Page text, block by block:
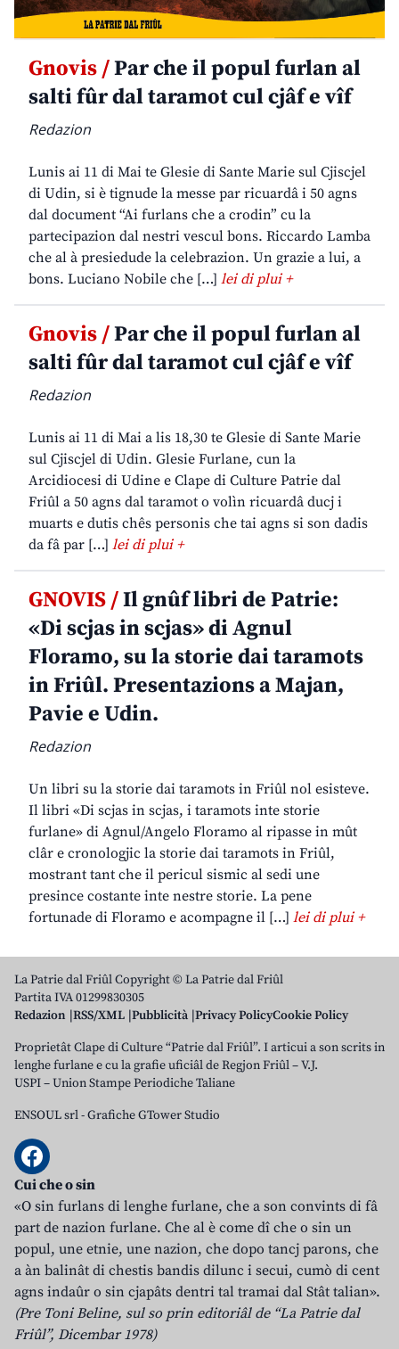
Gnovis /Par che il popul furlan al
salti fûr dal taramot cul cjâf e vîf
Redazion
Lunis ai 11 di Mai te Glesie di Sante Marie sul Cjiscjel
di Udin, si è tignude la messe par ricuardâ i 50 agns
dal document “Ai furlans che a crodin” cu la
partecipazion dal nestri vescul bons. Riccardo Lamba
che al à presiedude la celebrazion. Un grazie a lui, a
bons. Luciano Nobile che […] lei di plui +
Gnovis /Par che il popul furlan al
salti fûr dal taramot cul cjâf e vîf
Redazion
Lunis ai 11 di Mai a lis 18,30 te Glesie di Sante Marie
sul Cjiscjel di Udin. Glesie Furlane, cun la
Arcidiocesi di Udine e Clape di Culture Patrie dal
Friûl a 50 agns dal taramot o volìn ricuardâ ducj i
muarts e dutis chês personis che tai agns si son dadis
da fâ par […] lei di plui +
GNOVIS /Il gnûf libri de Patrie:
«Di scjas in scjas» di Agnul
Floramo, su la storie dai taramots
in Friûl. Presentazions a Majan,
Pavie e Udin.
Redazion
Un libri su la storie dai taramots in Friûl nol esisteve.
Il libri «Di scjas in scjas, i taramots inte storie
furlane» di Agnul/Angelo Floramo al ripasse in mût
clâr e cronologjic la storie dai taramots in Friûl,
mostrant tant che il pericul sismic al sedi une
presince costante inte nestre storie. La pene
fortunade di Floramo e acompagne il […] lei di plui +
La Patrie dal Friûl Copyright © La Patrie dal Friûl
Partita IVA 01299830305
Redazion RSS/XML Pubblicità Privacy PolicyCookie Policy
Proprietât Clape di Culture “Patrie dal Friûl”. I articui a son scrits in
lenghe furlane e cu la grafie uficiâl de Regjon Friûl – V.J.
USPI – Union Stampe Periodiche Taliane
ENSOUL srl-Grafiche GTower Studio
Cui che o sin
«O sin furlans di lenghe furlane, che a son convints di fâ
part de nazion furlane. Che al è come dî che o sin un
popul, une etnie, une nazion, che dopo tancj parons, che
a àn balinât di chestis bandis dilunc i secui, cumò di cent
agns indaûr o sin cjapâts dentri tal tramai dal Stât talian».
(Pre Toni Beline, sul so prin editoriâl de “La Patrie dal
Friûl”, Dicembar 1978)